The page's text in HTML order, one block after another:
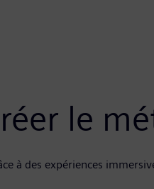
le
à des expériences